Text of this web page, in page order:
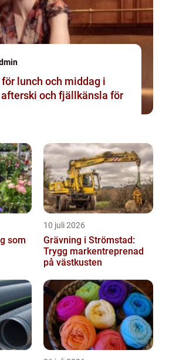
lunch och middag i
och fjällkänsla för
som
10 juli 2026
Grävning i Strömstad:
Trygg markentreprenad
på västkusten